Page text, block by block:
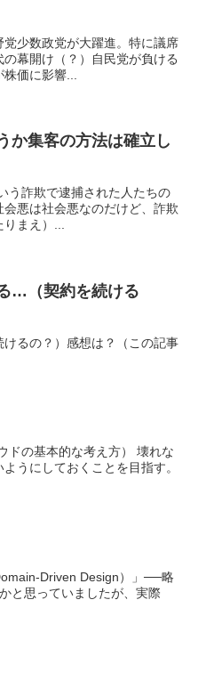
少数政党が大躍進。特に議席
幕開け（？）自民党が負ける
価に影響...
か集客の方法は確立し
う詐欺で逮捕された人たちの
悪は社会悪なのだけど、詐欺
りまえ）...
…（契約を続ける
るの？）感想は？（この記事
ドの基本的な考え方） 壊れな
うにしておくことを目指す。
Driven Design）」──略
と思っていましたが、実際